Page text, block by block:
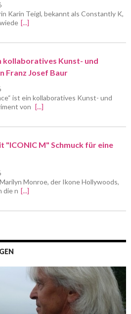
Karin Teigl, bekannt als Constantly K,
[...]
kollaboratives Kunst- und
Franz Josef Baur
ist ein kollaboratives Kunst- und
von [...]
"ICONIC M" Schmuck für eine
Monroe, der Ikone Hollywoods,
die n [...]